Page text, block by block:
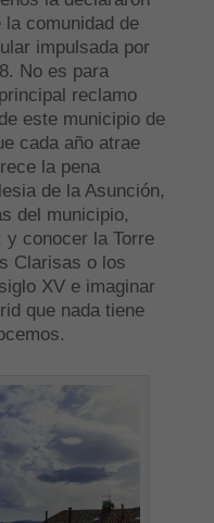
comunidad de
impulsada por
No es para
reclamo
este municipio de
cada año atrae
la pena
de la Asunción,
del municipio,
y conocer la Torre
Clarisas o los
XV e imaginar
que nada tiene